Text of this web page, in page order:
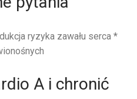
ryzyka zawału serca *
A i chronić